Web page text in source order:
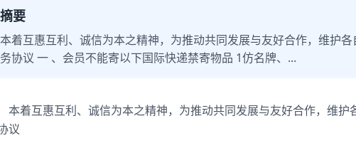
摘要
本着互惠互利、诚信为本之精神，为推动共同发展与友好合作，维护
务协议 一 、会员不能寄以下国际快递禁寄物品 1仿名牌、...
本着互惠互利、诚信为本之精神，为推动共同发展与友好合作，维护
议